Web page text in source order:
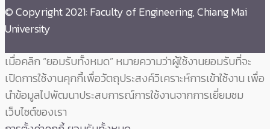
© Copyright 2021: Faculty of Engineering, Chiang Mai
University
เมื่อคลิก “ยอมรับทั้งหมด” หมายความว่าผู้ใช้งานยอมรับที่จะ
เปิดการใช้งานคุกกี้เพื่อวัตถุประสงค์วิเคราะห์การเข้าใช้งาน เพื่อ
นำข้อมูลไปพัฒนาประสบการณ์การใช้งานจากการเยี่ยมชม
เว็บไซต์ของเรา